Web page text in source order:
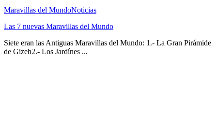
Maravillas del MundoNoticias
Las 7 nuevas Maravillas del Mundo
Siete eran las Antiguas Maravillas del Mundo: 1.- La Gran Pirámide
de Gizeh2.- Los Jardínes ...